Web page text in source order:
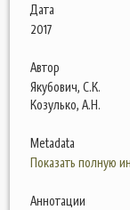
Дата
2017
Автор
Якубович, С.К.
Козулько, А.Н.
Metadata
Показать полную
Аннотации